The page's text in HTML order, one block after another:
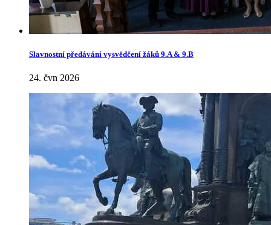
Slavnostní předávání vysvědčení žáků 9.A & 9.B
24. čvn 2026